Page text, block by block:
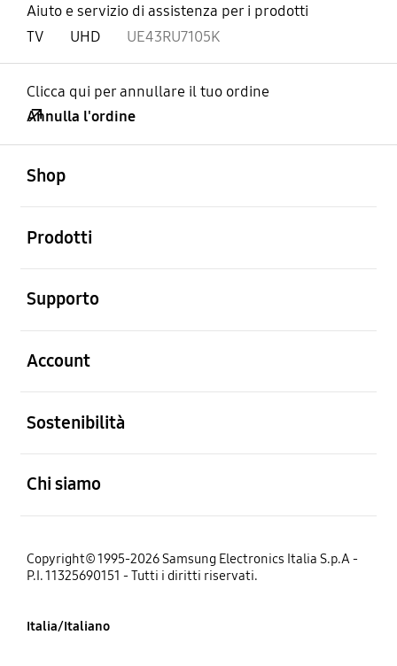
Aiuto e servizio di assistenza per i prodotti
TV
UHD UE43RU7105K
Clicca qui per annullare il tuo ordine
Annulla l'ordine
Shop
Prodotti
Supporto
Account
Sostenibilità
Chi siamo
Copyright© 1995-2026 Samsung Electronics Italia S.p.A -
P.I. 11325690151 - Tutti i diritti riservati.
Italia/Italiano